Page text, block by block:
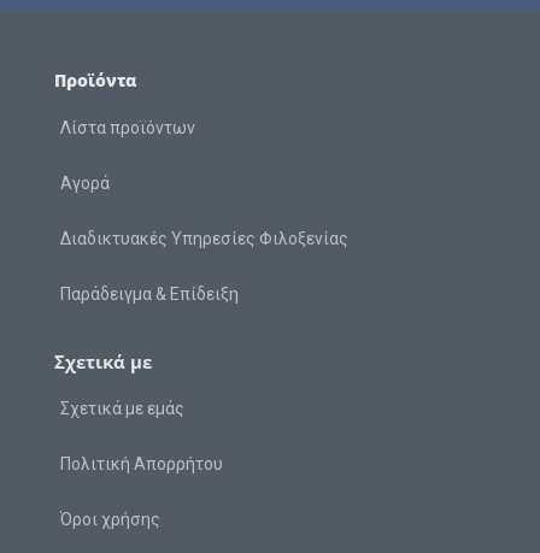
Προϊόντα
Λίστα προϊόντων
Αγορά
Διαδικτυακές Υπηρεσίες Φιλοξενίας
Παράδειγμα & Επίδειξη
Σχετικά με
Σχετικά με εμάς
Πολιτική Απορρήτου
Όροι χρήσης